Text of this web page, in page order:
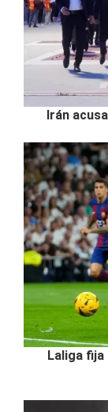
Irán
Laliga fija